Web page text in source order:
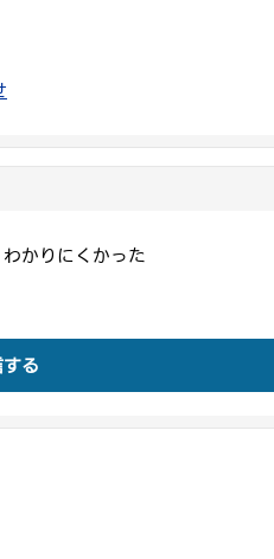
わかりにくかった
る